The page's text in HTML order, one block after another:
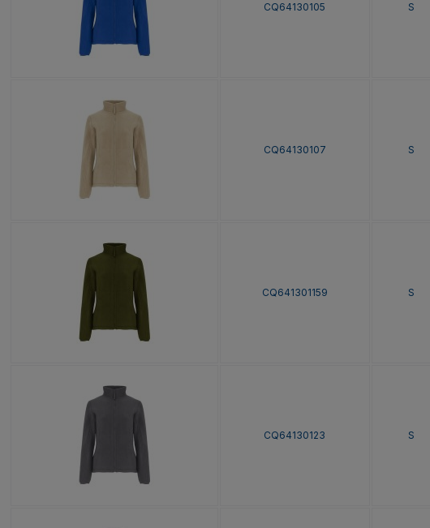
CQ64130105 S
CQ64130107 S
CQ641301159 S
CQ64130123 S